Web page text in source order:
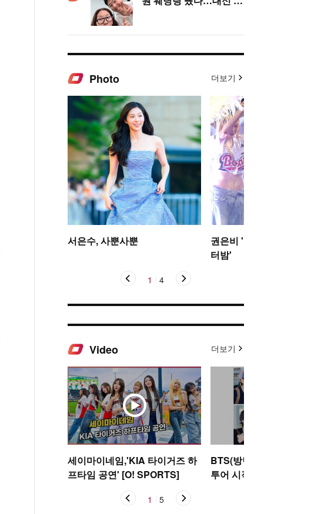
Photo 더보기
서은수, 사뿐사뿐
권은비 '야구장 더위 날리
터밤'
1 4
Video 더보기
세이마이네임,'KIA 타이거즈 하
프타임 공연' [O! SPORTS]
BTS(방탄소년단), 아리랑
투어 시작 [O! STAR]
1 5